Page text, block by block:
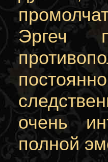
Эргеч
очень
полной